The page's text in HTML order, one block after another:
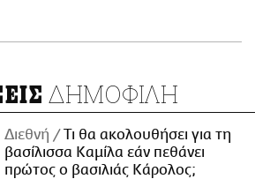
ΔΗΜΟΦΙΛΗ
Διεθνή
Τι θα ακολουθήσει για τη
βασίλισσα Καμίλα εάν πεθάνει
πρώτος ο βασιλιάς Κάρολος;